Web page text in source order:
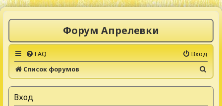
Форум Апрелевки
FAQ
Вход
Список форумов
о
Вход